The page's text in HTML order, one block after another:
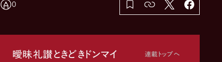
0
曖昧礼讃ときどきドンマイ 連載トップへ